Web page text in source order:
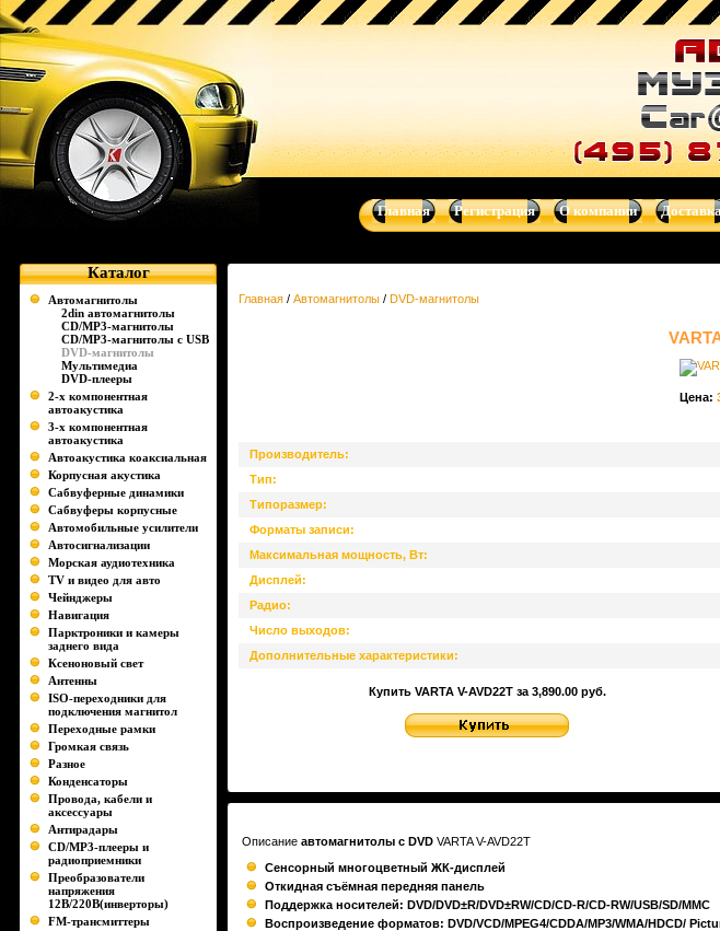
Главная Регистрация О компании
Каталог
Автомагнитолы
2din автомагнитолы
CD/MP3-магнитолы
CD/MP3-магнитолы c USB
DVD-магнитолы
Мультимедиа
DVD-плееры
2-х компонентная
автоакустика
3-х компонентная
автоакустика
Автоакустика коаксиальная
Корпусная акустика
Сабвуферные динамики
Сабвуферы корпусные
Автомобильные усилители
Автосигнализации
Морская аудиотехника
TV и видео для авто
Чейнджеры
Навигация
Парктроники и камеры
заднего вида
Ксеноновый свет
Антенны
ISO-переходники для
подключения магнитол
Переходные рамки
Громкая связь
Разное
Конденсаторы
Провода, кабели и
аксессуары
Антирадары
CD/MP3-плееры и
радиоприемники
Преобразователи
напряжения
12В/220В(инверторы)
FM-трансмиттеры
Главная / Автомагнитолы / DVD-магнитолы
Цена:
Производитель:
Тип:
Типоразмер:
Форматы записи:
Максимальная мощность, Вт:
Дисплей:
Радио:
Число выходов:
Дополнительные характеристики:
Купить VARTA V-AVD22T за 3,890.00 руб.
Описание автомагнитолы с DVD VARTA V-AVD22T
Сенсорный многоцветный ЖК-дисплей
Откидная съёмная передняя панель
Поддержка носителей: DVD/DVD±R/DVD±RW/CD/CD-R/CD-RW/USB/SD/MMC
Воспроизведение форматов: DVD/VCD/MPEG4/CDDA/MP3/WMA/HDCD/